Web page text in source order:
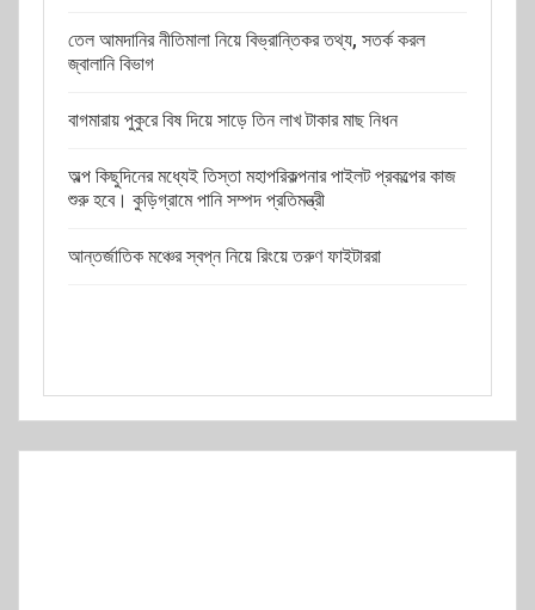
তেল আমদানির নীতিমালা নিয়ে বিভ্রান্তিকর তথ্য, সতর্ক করল
জ্বালানি বিভাগ
বাগমারায় পুকুরে বিষ দিয়ে সাড়ে তিন লাখ টাকার মাছ নিধন
অল্প কিছুদিনের মধ্যেই তিস্তা মহাপরিকল্পনার পাইলট প্রকল্পের কাজ
শুরু হবে। কুড়িগ্রামে পানি সম্পদ প্রতিমন্ত্রী
আন্তর্জাতিক মঞ্চের স্বপ্ন নিয়ে রিংয়ে তরুণ ফাইটাররা